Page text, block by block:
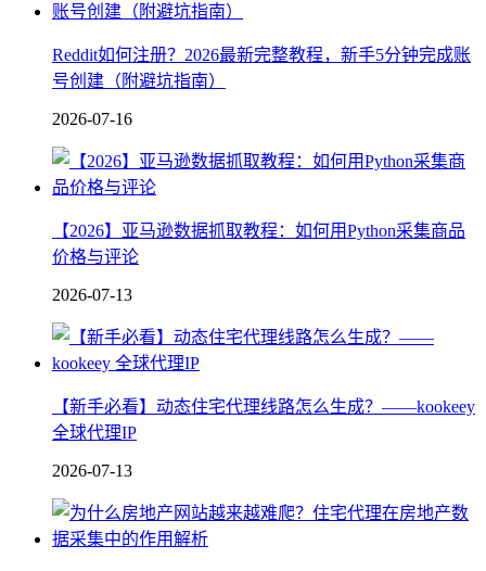
Reddit如何注册？2026最新完整教程，新手5分钟完成账
号创建（附避坑指南）
2026-07-16
【2026】亚马逊数据抓取教程：如何用Python采集商品
价格与评论
2026-07-13
【新手必看】动态住宅代理线路怎么生成？——kookeey
全球代理IP
2026-07-13